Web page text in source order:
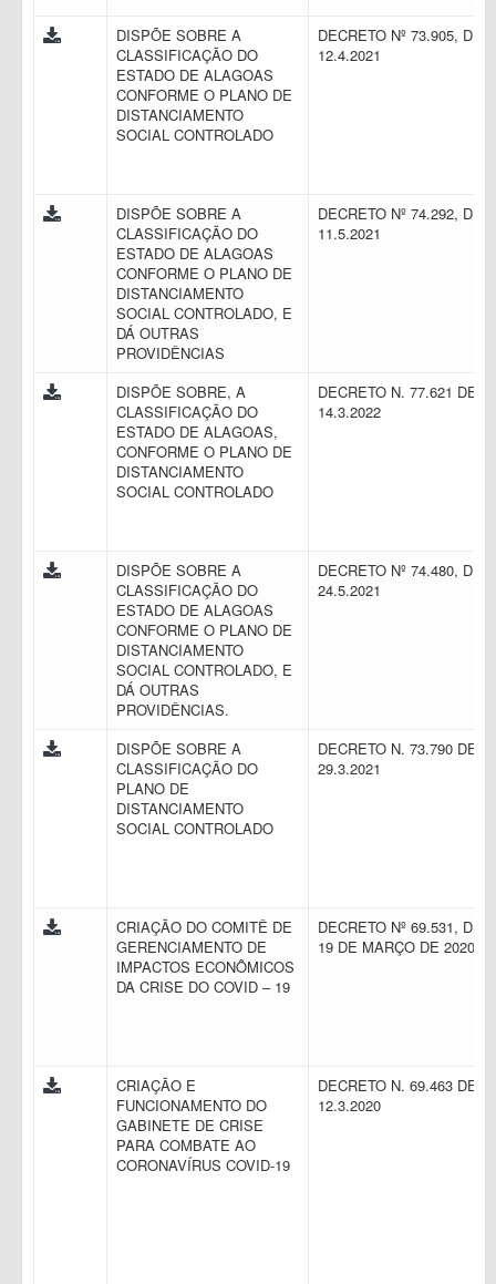
DISPÕE SOBRE A
CLASSIFICAÇÃO DO
ESTADO DE ALAGOAS
CONFORME O PLANO DE
DISTANCIAMENTO
SOCIAL CONTROLADO
DECRETO Nº 73.905, DE
12.4.2021
DISPÕE SOBRE A
CLASSIFICAÇÃO DO
ESTADO DE ALAGOAS
CONFORME O PLANO DE
DISTANCIAMENTO
SOCIAL CONTROLADO, E
DÁ OUTRAS
PROVIDÊNCIAS
DECRETO Nº 74.292, DE
11.5.2021
DISPÕE SOBRE, A
CLASSIFICAÇÃO DO
ESTADO DE ALAGOAS,
CONFORME O PLANO DE
DISTANCIAMENTO
SOCIAL CONTROLADO
DECRETO N. 77.621 DE
14.3.2022
DISPÕE SOBRE A
CLASSIFICAÇÃO DO
ESTADO DE ALAGOAS
CONFORME O PLANO DE
DISTANCIAMENTO
SOCIAL CONTROLADO, E
DÁ OUTRAS
PROVIDÊNCIAS.
DECRETO Nº 74.480, DE
24.5.2021
DISPÕE SOBRE A
CLASSIFICAÇÃO DO
PLANO DE
DISTANCIAMENTO
SOCIAL CONTROLADO
DECRETO N. 73.790 DE
29.3.2021
CRIAÇÃO DO COMITÊ DE
GERENCIAMENTO DE
IMPACTOS ECONÔMICOS
DA CRISE DO COVID – 19
DECRETO Nº 69.531, DE
19 DE MARÇO DE 2020
CRIAÇÃO E
FUNCIONAMENTO DO
GABINETE DE CRISE
PARA COMBATE AO
CORONAVÍRUS COVID-19
DECRETO N. 69.463 DE
12.3.2020